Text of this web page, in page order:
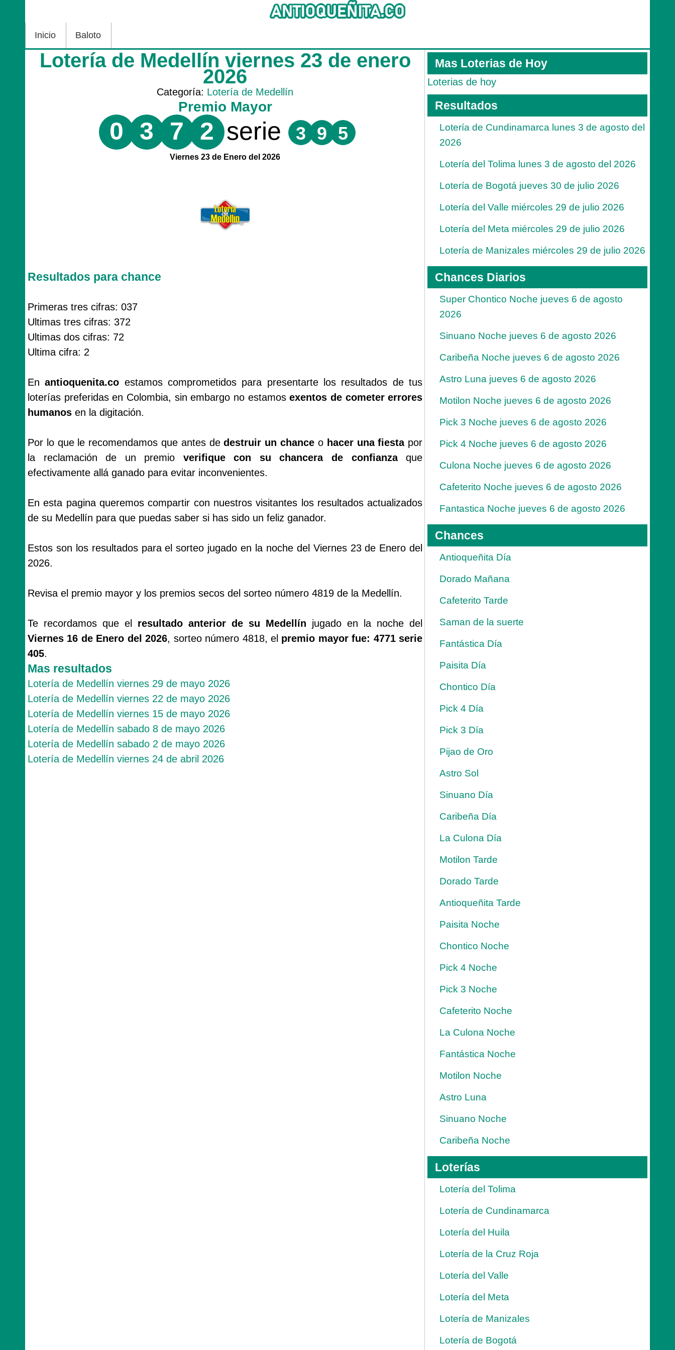
Inicio Baloto
Lotería de Medellín viernes 23 de enero
2026
Categoría: Lotería de Medellín
Premio Mayor
0 3 7 2 serie 3 9 5
Viernes 23 de Enero del 2026
Resultados para chance
Primeras tres cifras: 037
Ultimas tres cifras: 372
Ultimas dos cifras: 72
Ultima cifra: 2
Enantioquenita.co estamos comprometidos para presentarte los resultados de tus
loterías preferidas en Colombia, sin embargo no estamosexentos de cometer errores
humanos en la digitación.
Por lo que le recomendamos que antes dedestruir un chance o hacer una fiestapor
la reclamación de un premio verifique con su chancera de confianzaque
efectivamente allá ganado para evitar inconvenientes.
En esta pagina queremos compartir con nuestros visitantes los resultados actualizados
de su Medellín para que puedas saber si has sido un feliz ganador.
Estos son los resultados para el sorteo jugado en la noche del Viernes 23 de Enero del
2026.
Revisa el premio mayor y los premios secos del sorteo número 4819 de la Medellín.
Te recordamos que el resultado anterior de su Medellín jugado en la noche del
Viernes 16 de Enero del 2026, sorteo número 4818, el premio mayor fue: 4771 serie
405.
Mas resultados
Lotería de Medellín viernes 29 de mayo 2026
Lotería de Medellín viernes 22 de mayo 2026
Lotería de Medellín viernes 15 de mayo 2026
Lotería de Medellín sabado 8 de mayo 2026
Lotería de Medellín sabado 2 de mayo 2026
Lotería de Medellín viernes 24 de abril 2026
Mas Loterias de Hoy
Loterias de hoy
Resultados
Lotería de Cundinamarca lunes 3 de agosto del
2026
Lotería del Tolima lunes 3 de agosto del 2026
Lotería de Bogotá jueves 30 de julio 2026
Lotería del Valle miércoles 29 de julio 2026
Lotería del Meta miércoles 29 de julio 2026
Lotería de Manizales miércoles 29 de julio 2026
Chances Diarios
Super Chontico Noche jueves 6 de agosto
2026
Sinuano Noche jueves 6 de agosto 2026
Caribeña Noche jueves 6 de agosto 2026
Astro Luna jueves 6 de agosto 2026
Motilon Noche jueves 6 de agosto 2026
Pick 3 Noche jueves 6 de agosto 2026
Pick 4 Noche jueves 6 de agosto 2026
Culona Noche jueves 6 de agosto 2026
Cafeterito Noche jueves 6 de agosto 2026
Fantastica Noche jueves 6 de agosto 2026
Chances
Antioqueñita Día
Dorado Mañana
Cafeterito Tarde
Saman de la suerte
Fantástica Día
Paisita Día
Chontico Día
Pick 4 Día
Pick 3 Día
Pijao de Oro
Astro Sol
Sinuano Día
Caribeña Día
La Culona Día
Motilon Tarde
Dorado Tarde
Antioqueñita Tarde
Paisita Noche
Chontico Noche
Pick 4 Noche
Pick 3 Noche
Cafeterito Noche
La Culona Noche
Fantástica Noche
Motilon Noche
Astro Luna
Sinuano Noche
Caribeña Noche
Loterías
Lotería del Tolima
Lotería de Cundinamarca
Lotería del Huila
Lotería de la Cruz Roja
Lotería del Valle
Lotería del Meta
Lotería de Manizales
Lotería de Bogotá